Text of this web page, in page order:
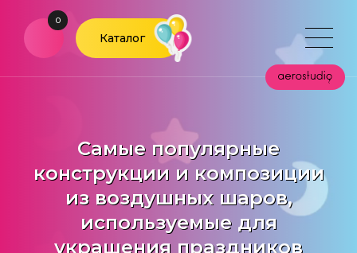
0
Каталог
Самые популярные
конструкции и композиции
из воздушных шаров,
используемые для
украшения праздников